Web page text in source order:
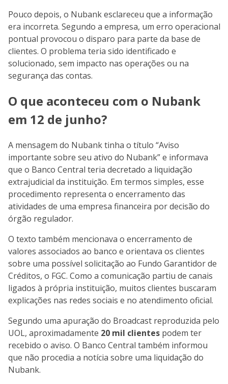
Pouco depois, o Nubank esclareceu que a informação
era incorreta. Segundo a empresa, um erro operacional
pontual provocou o disparo para parte da base de
clientes. O problema teria sido identificado e
solucionado, sem impacto nas operações ou na
segurança das contas.
O que aconteceu com o Nubank
em 12 de junho?
A mensagem do Nubank tinha o título “Aviso
importante sobre seu ativo do Nubank” e informava
que o Banco Central teria decretado a liquidação
extrajudicial da instituição. Em termos simples, esse
procedimento representa o encerramento das
atividades de uma empresa financeira por decisão do
órgão regulador.
O texto também mencionava o encerramento de
valores associados ao banco e orientava os clientes
sobre uma possível solicitação ao Fundo Garantidor de
Créditos, o FGC. Como a comunicação partiu de canais
ligados à própria instituição, muitos clientes buscaram
explicações nas redes sociais e no atendimento oficial.
Segundo uma apuração do Broadcast reproduzida pelo
UOL, aproximadamente 20 mil clientes podem ter
recebido o aviso. O Banco Central também informou
que não procedia a notícia sobre uma liquidação do
Nubank.